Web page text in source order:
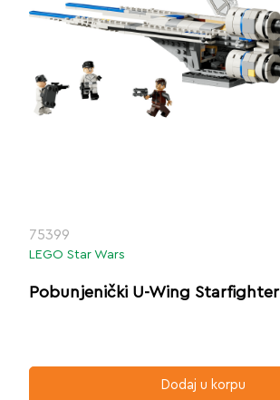
75399
LEGO Star Wars
Pobunjenički U-Wing Starfighter
Dodaj u korpu